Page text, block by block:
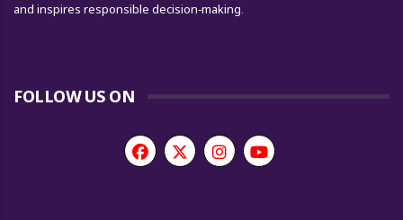
and inspires responsible decision-making.
FOLLOW US ON